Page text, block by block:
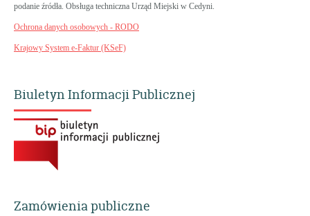
podanie źródła. Obsługa techniczna Urząd Miejski w Cedyni.
Ochrona danych osobowych - RODO
Krajowy System e-Faktur (KSeF)
Biuletyn Informacji Publicznej
Zamówienia publiczne